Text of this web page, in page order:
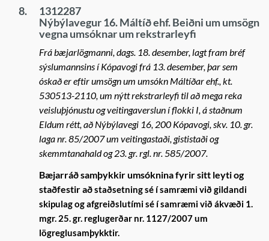
8.
1312287
Nýbýlavegur 16. Máltíð ehf. Beiðni um umsögn
vegna umsóknar um rekstrarleyfi
Frá bæjarlögmanni, dags. 18. desember, lagt fram bréf
sýslumannsins í Kópavogi frá 13. desember, þar sem
óskað er eftir umsögn um umsókn Máltíðar ehf., kt.
530513-2110, um nýtt rekstrarleyfi til að mega reka
veisluþjónustu og veitingaverslun í flokki I, á staðnum
Eldum rétt, að Nýbýlavegi 16, 200 Kópavogi, skv. 10. gr.
laga nr. 85/2007 um veitingastaði, gististaði og
skemmtanahald og 23. gr. rgl. nr. 585/2007.
Bæjarráð samþykkir umsóknina fyrir sitt leyti og
staðfestir aðstaðsetning sé í samræmi við gildandi
skipulag og afgreiðslutími sé í samræmi við ákvæði 1.
mgr. 25. gr. reglugerðar nr. 1127/2007 um
lögreglusamþykktir.